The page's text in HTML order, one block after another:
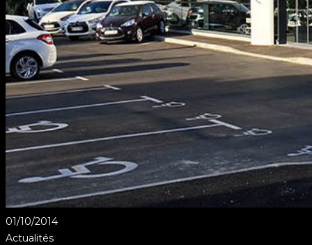
01/10/2014
Actualités